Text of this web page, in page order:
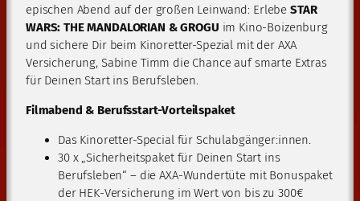
epischen Abend auf der großen Leinwand: Erlebe STAR
WARS: THE MANDALORIAN & GROGU im Kino-Boizenburg
und sichere Dir beim Kinoretter-Spezial mit der AXA
Versicherung, Sabine Timm die Chance auf smarte Extras
für Deinen Start ins Berufsleben.
Filmabend & Berufsstart-Vorteilspaket
Das Kinoretter-Special für Schulabgänger:innen.
30 x „Sicherheitspaket für Deinen Start ins
Berufsleben“ – die AXA-Wundertüte mit Bonuspaket
der HEK-Versicherung im Wert von bis zu 300€